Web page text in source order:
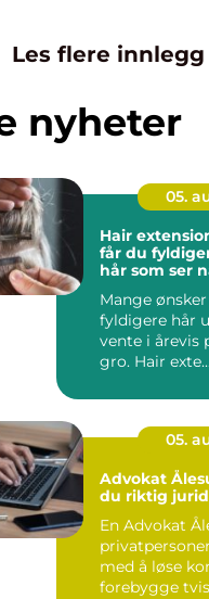
Les flere
nyheter
05.
Hair extensions
får du
hår som ser
Mange
fyldigere hår
vente i årevis
gro. Hair
05.
Advokat Ålesund slik
du riktig
En Advokat
med å løse
forebygge